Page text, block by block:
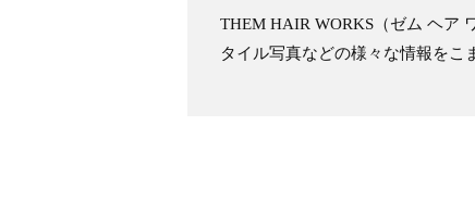
THEM HAIR WORKS（ゼム ヘア
タイル写真などの様々な情報をこ